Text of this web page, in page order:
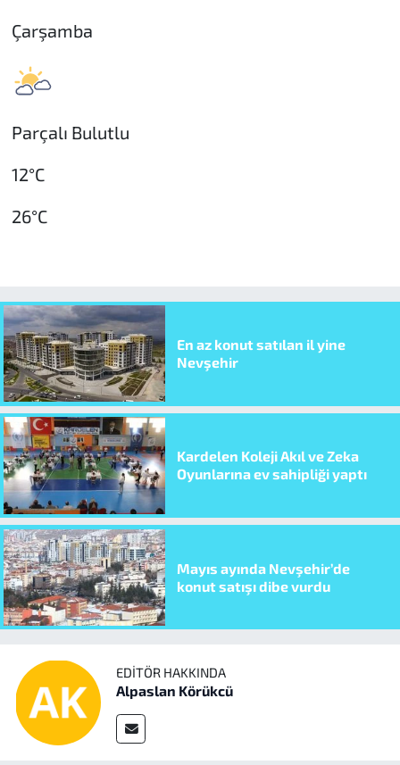
Çarşamba
Parçalı Bulutlu
12°C
26°C
En az konut satılan il yine
Nevşehir
Kardelen Koleji Akıl ve Zeka
Oyunlarına ev sahipliği yaptı
Mayıs ayında Nevşehir’de
konut satışı dibe vurdu
EDITÖR HAKKINDA
Alpaslan Körükcü